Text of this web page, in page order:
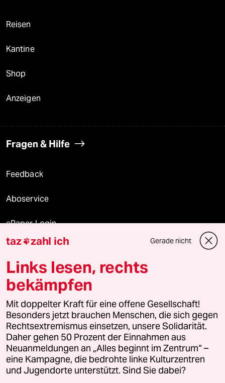
Reisen
Kantine
Shop
Anzeigen
Fragen & Hilfe
Feedback
Aboservice
ePaper Login
Downloads für Abonnierende
© 2026 taz Verlags und Vertriebs GmbH
Alle Rechte vorbehalten. Bei rechtlichen Fragen oder für Genehmigungen
wenden Sie sich bitte an lizenzen@taz.de
Feedback Redaktionsstatut Kommune-Richtlinien
Leitlinie Informant Datenschutz Impressum AGB
taz zahl ich Gerade nicht
Links lesen, rechts
bekämpfen
Mit doppelter Kraft für eine offene Gesellschaft!
Besonders jetzt brauchen Menschen, die sich gegen
Rechtsextremismus einsetzen, unsere Solidarität.
Daher gehen 50 Prozent der Einnahmen aus
Neuanmeldungen an „Alles beginnt im Zentrum“ –
eine Kampagne, die bedrohte linke Kulturzentren
und Jugendorte unterstützt. Sind Sie dabei?